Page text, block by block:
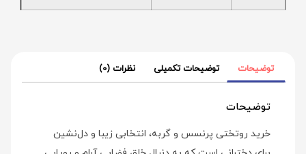
توضیحات توضیحات تکمیلی نظرات (0)
توضیحات
خرید روتختی پرنسس و گربه، انتخابی زیبا و دل‌نشین